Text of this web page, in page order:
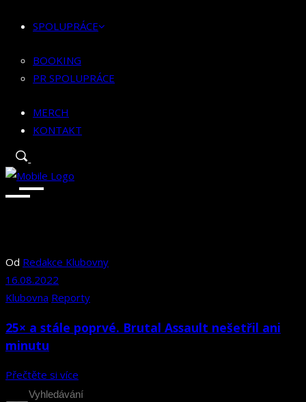
MERCH
SPOLUPRÁCE
BOOKING
PR SPOLUPRÁCE
MERCH
KONTAKT
Od Redakce Klubovny
16.08.2022
Klubovna Reporty
25× a stále poprvé. Brutal Assault nešetřil ani
minutu
Přečtěte si více
Search